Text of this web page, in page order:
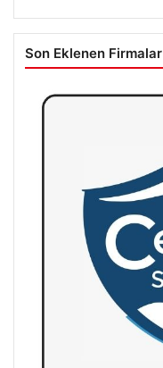
Son Eklenen Firmalar